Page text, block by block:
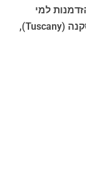
למי
שמעוניין לטבול ביופייה ובתרבותה של טוסקנה (Tuscany),